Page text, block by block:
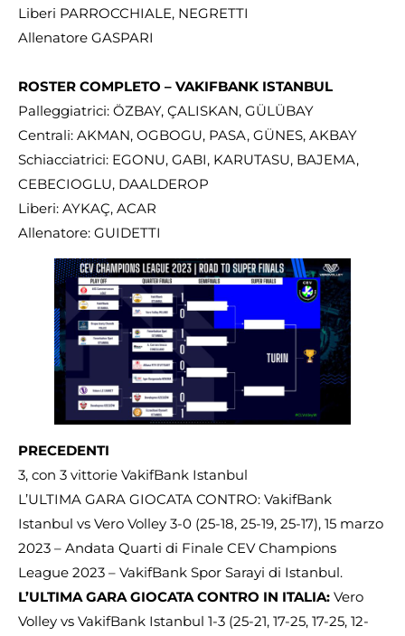
Liberi PARROCCHIALE, NEGRETTI
Allenatore GASPARI
ROSTER COMPLETO – VAKIFBANK ISTANBUL
Palleggiatrici: ÖZBAY, ÇALISKAN, GÜLÜBAY
Centrali: AKMAN, OGBOGU, PASA, GÜNES, AKBAY
Schiacciatrici: EGONU, GABI, KARUTASU, BAJEMA,
CEBECIOGLU, DAALDEROP
Liberi: AYKAÇ, ACAR
Allenatore: GUIDETTI
PRECEDENTI
3, con 3 vittorie VakifBank Istanbul
L’ULTIMA GARA GIOCATA CONTRO: VakifBank
Istanbul vs Vero Volley 3-0 (25-18, 25-19, 25-17), 15 marzo
2023 – Andata Quarti di Finale CEV Champions
League 2023 – VakifBank Spor Sarayi di Istanbul.
L’ULTIMA GARA GIOCATA CONTRO IN ITALIA: Vero
Volley vs VakifBank Istanbul 1-3 (25-21, 17-25, 17-25, 12-